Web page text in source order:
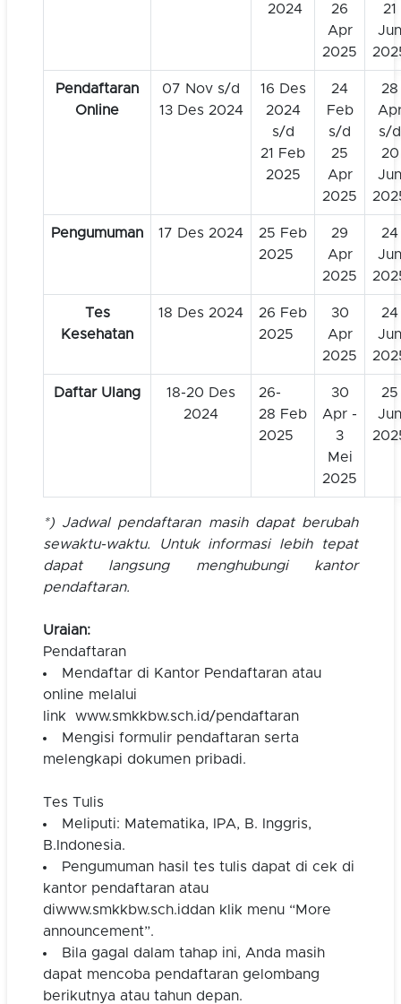
2024
26
Apr
2025
21
Jun
Pendaftaran
Online
07 Nov s/d
13 Des 2024
16 Des
2024
s/d
21 Feb
2025
24
Feb
s/d
25
Apr
2025
28
s/d
20
Jun
Pengumuman 17 Des 2024
25 Feb
2025
29
Apr
2025
24
Jun
Tes
Kesehatan
18 Des 2024
26 Feb
2025
30
Apr
2025
24
Jun
Daftar Ulang
18-20 Des
2024
26-
28 Feb
2025
30
Apr -
3
Mei
2025
25
Jun
*) Jadwal pendaftaran masih dapat berubah
sewaktu-waktu. Untuk informasi lebih tepat
dapat langsung menghubungi kantor
pendaftaran.
Uraian:
Pendaftaran
Mendaftar di Kantor Pendaftaran atau
online melalui
link www.smkkbw.sch.id/pendaftaran
Mengisi formulir pendaftaran serta
melengkapi dokumen pribadi.
Tes Tulis
Meliputi: Matematika, IPA, B. Inggris,
B.Indonesia.
Pengumuman hasil tes tulis dapat di cek di
kantor pendaftaran atau
diwww.smkkbw.sch.iddan klik menu “More
announcement”.
Bila gagal dalam tahap ini, Anda masih
dapat mencoba pendaftaran gelombang
berikutnya atau tahun depan.